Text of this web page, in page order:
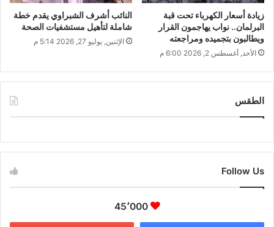
زيادة أسعار الكهرباء تحت قبة
البرلمان.. نواب يهاجمون القرار
ويطالبون بتجميده ومراجعته
الأحد, أغسطس 2, 2026 6:00 م
النائب أشرف الشبراوي يقدم خطة
شاملة لتأهيل مستشفيات الصحة
الإثنين, يوليو 27, 2026 5:14 م
الطقس
Follow Us
45٬000